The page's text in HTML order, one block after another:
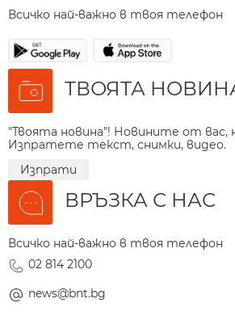
Всичко най-важно в твоя телефон
ТВОЯТА
"Твоята новина"! Новините от
Изпратете текст, снимки, видео.
Изпрати
ВРЪЗКА С НАС
Всичко най-важно в твоя телефон
02 814 2100
news@bnt.bg